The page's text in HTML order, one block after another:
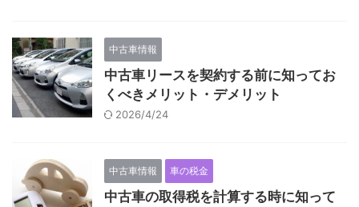
中古車情報
中古車リースを契約する前に知ってお
くべきメリット・デメリット
2026/4/24
中古車情報 車の税金
中古車の取得税を計算する時に知って